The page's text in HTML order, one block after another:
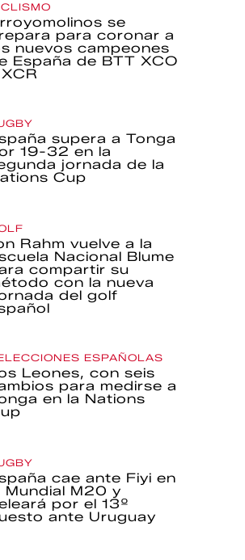
se
para coronar a
nuevos campeones
España de BTT XCO
supera a Tonga
19-32 en la
jornada de la
Cup
Rahm vuelve a la
Nacional Blume
compartir su
con la nueva
del golf
ESPAÑOLAS
Leones, con seis
para medirse a
en la Nations
cae ante Fiyi en
Mundial M20 y
por el 13º
ante Uruguay